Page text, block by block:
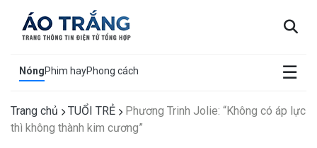
NóngPhim hayPhong cách ☰
×
Trang chủ TUỔI TRẺ
Phương Trinh Jolie: “Không có áp lực
thì không thành kim cương”